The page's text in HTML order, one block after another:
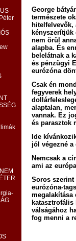
George
természete
hitelfelvevők,
kényszerítjük
nem örül
alapba. És
belelátnak a
és pénzügyi
eurózóna
Csak én
fegyverek
alaptalan,
vannak. Ez
és parasztok
Ide
jól végezné a
Nemcsak a
ami az
Soros szerint
eurózóna-
megalakítása
katasztrofális
válságához
fog menni a